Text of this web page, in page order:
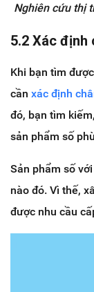
Nghiên cứu thị
5.2 Xác định
Khi bạn tìm
cần xác định
đó, bạn tìm kiếm,
sản phẩm số
Sản phẩm số
nào đó. Vì thế,
được nhu cầu